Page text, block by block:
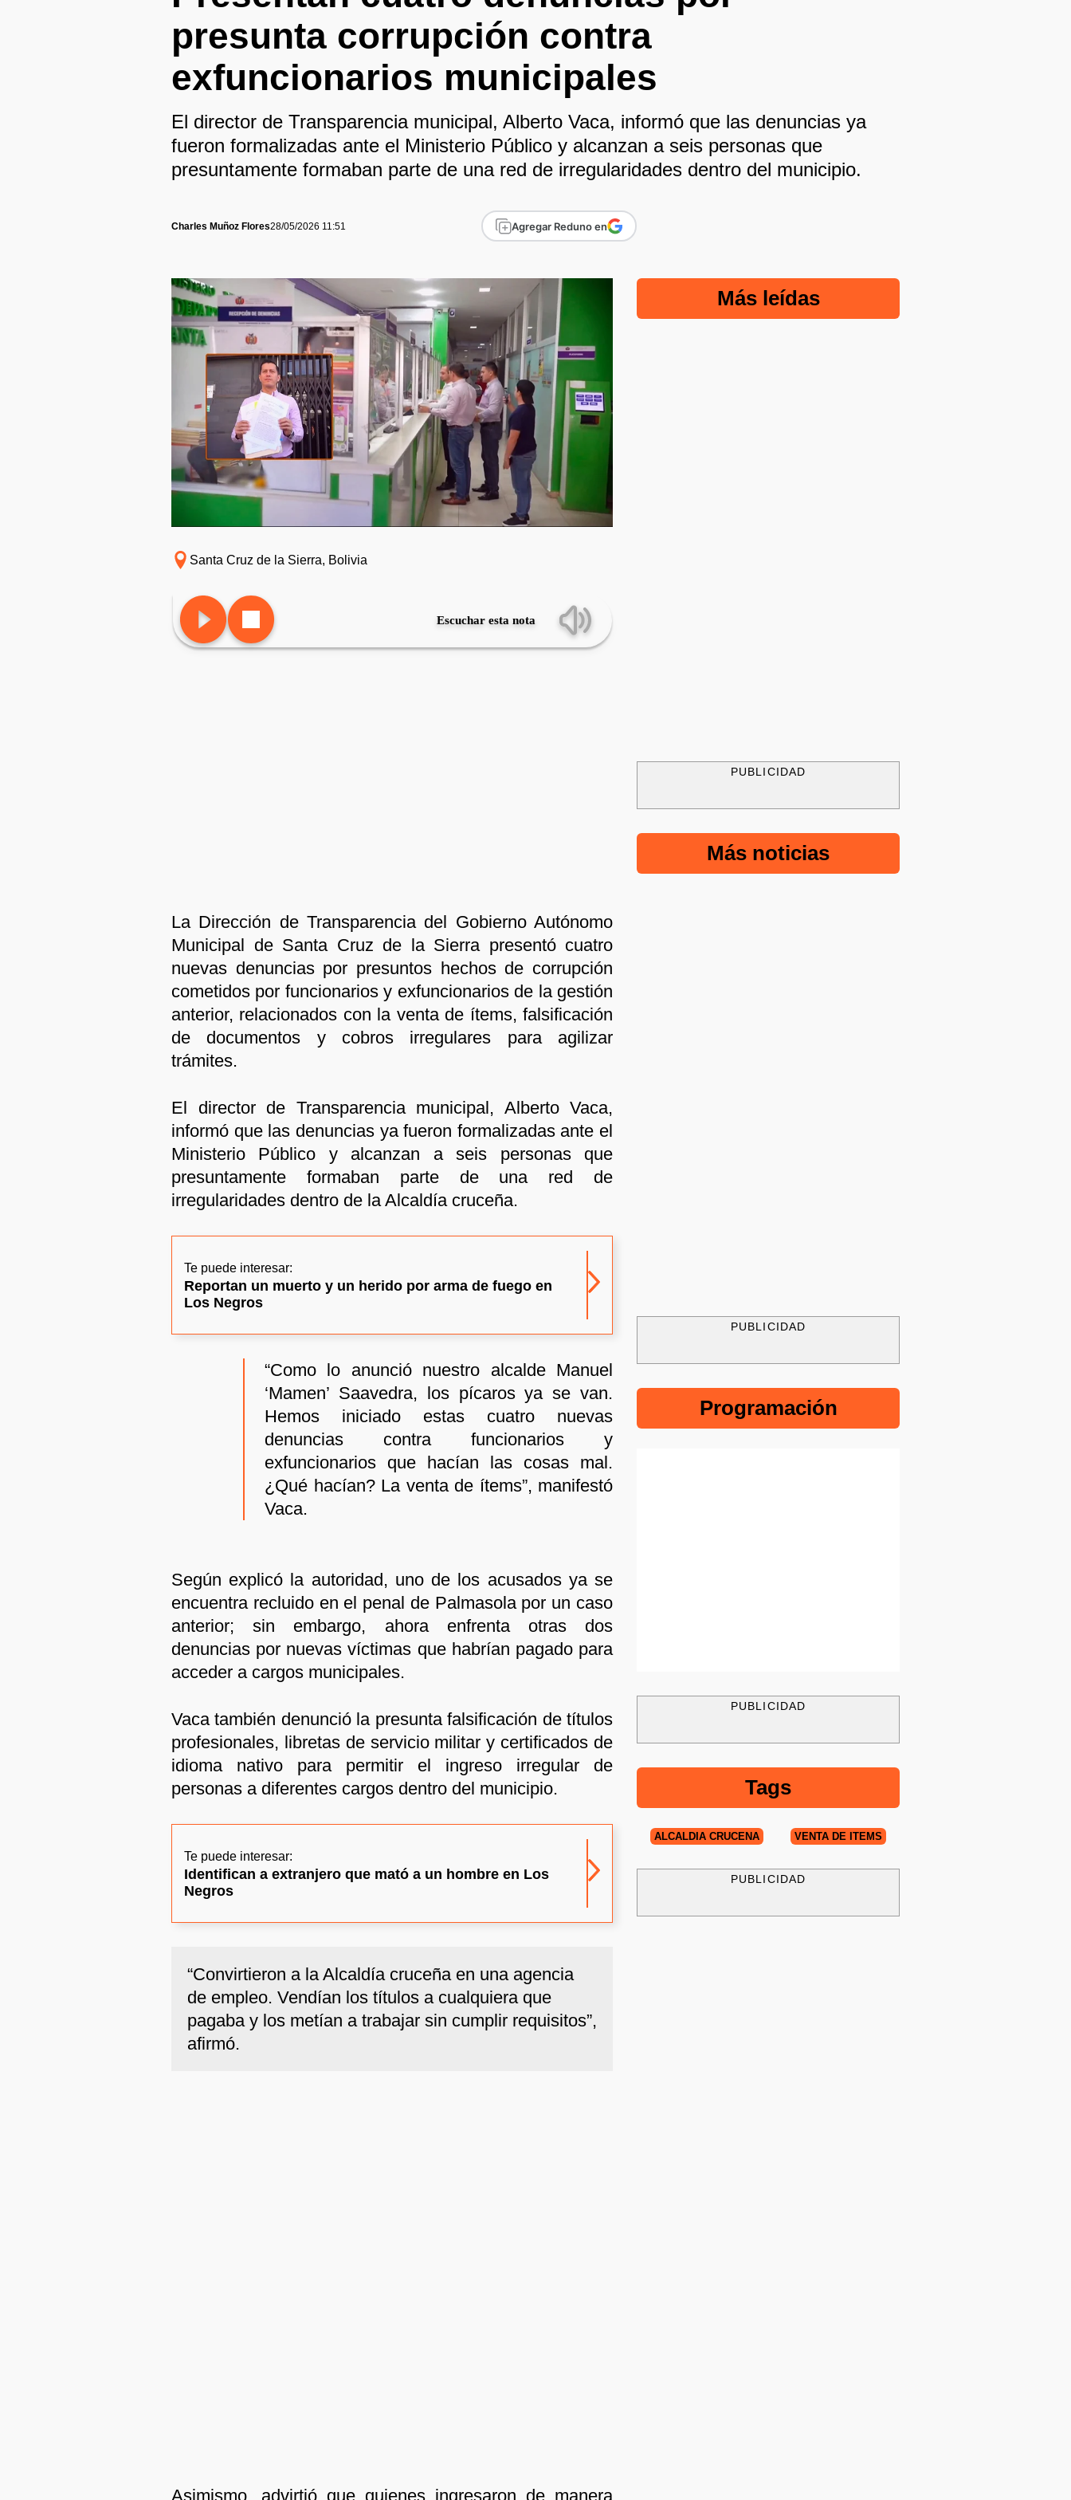
presunta corrupción contra
exfuncionarios municipales
El director de Transparencia municipal, Alberto Vaca, informó que las denuncias ya
fueron formalizadas ante el Ministerio Público y alcanzan a seis personas que
presuntamente formaban parte de una red de irregularidades dentro del municipio.
Charles Muñoz Flores28/05/2026 11:51 Agregar Reduno en
Santa Cruz de la Sierra, Bolivia
Escuchar esta nota
La Dirección de Transparencia del Gobierno Autónomo
Municipal de Santa Cruz de la Sierra presentó cuatro
nuevas denuncias por presuntos hechos de corrupción
cometidos por funcionarios y exfuncionarios de la gestión
anterior, relacionados con la venta de ítems, falsificación
de documentos y cobros irregulares para agilizar
trámites.
El director de Transparencia municipal, Alberto Vaca,
informó que las denuncias ya fueron formalizadas ante el
Ministerio Público y alcanzan a seis personas que
presuntamente formaban parte de una red de
irregularidades dentro de la Alcaldía cruceña.
Te puede interesar:
Reportan un muerto y un herido por arma de fuego en
Los Negros
“Como lo anunció nuestro alcalde Manuel
‘Mamen’ Saavedra, los pícaros ya se van.
Hemos iniciado estas cuatro nuevas
denuncias contra funcionarios y
exfuncionarios que hacían las cosas mal.
¿Qué hacían? La venta de ítems”, manifestó
Vaca.
Según explicó la autoridad, uno de los acusados ya se
encuentra recluido en el penal de Palmasola por un caso
anterior; sin embargo, ahora enfrenta otras dos
denuncias por nuevas víctimas que habrían pagado para
acceder a cargos municipales.
Vaca también denunció la presunta falsificación de títulos
profesionales, libretas de servicio militar y certificados de
idioma nativo para permitir el ingreso irregular de
personas a diferentes cargos dentro del municipio.
Te puede interesar:
Identifican a extranjero que mató a un hombre en Los
Negros
“Convirtieron a la Alcaldía cruceña en una agencia
de empleo. Vendían los títulos a cualquiera que
pagaba y los metían a trabajar sin cumplir requisitos”,
afirmó.
Asimismo, advirtió que quienes ingresaron de manera
Más leídas
PUBLICIDAD
Más noticias
PUBLICIDAD
Programación
PUBLICIDAD
Tags
ALCALDÍA CRUCEÑA VENTA DE ÍTEMS
PUBLICIDAD